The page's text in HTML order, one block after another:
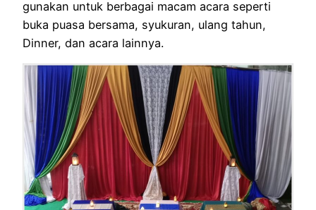
gunakan untuk berbagai macam acara seperti
buka puasa bersama, syukuran, ulang tahun,
Dinner, dan acara lainnya.